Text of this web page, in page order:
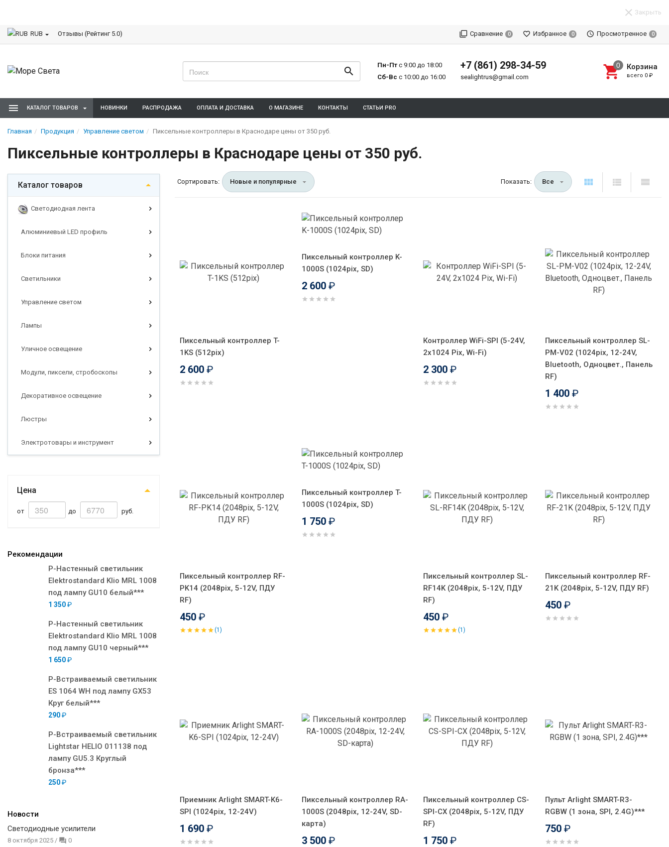
Закрыть
RUB Отзывы (Рейтинг 5.0) Сравнение 0 Избранное 0 Просмотренное 0
Пн-Птс 9:00 до 18:00
Сб-Вс с 10:00 до 16:00
+7 (861) 298-34-59
sealightrus@gmail.com
Корзина
всего 0 ₽
КАТАЛОГ ТОВАРОВ НОВИНКИ РАСПРОДАЖА ОПЛАТА И ДОСТАВКА О МАГАЗИНЕ КОНТАКТЫ СТАТЬИ PRO
Главная Продукция Управление светом Пиксельные контроллеры в Краснодаре цены от 350 руб.
Пиксельные контроллеры в Краснодаре цены от 350 руб.
Каталог товаров
Светодиодная лента
Алюминиевый LED профиль
Блоки питания
Светильники
Управление светом
Лампы
Уличное освещение
Модули, пиксели, стробоскопы
Декоративное освещение
Люстры
Электротовары и инструмент
Цена
от до руб.
Рекомендации
Р-Настенный светильник
Elektrostandard Klio MRL 1008
под лампу GU10 белый***
1 350₽
Р-Настенный светильник
Elektrostandard Klio MRL 1008
под лампу GU10 черный***
1 650₽
Р-Встраиваемый светильник
ES 1064 WH под лампу GX53
Круг белый***
290₽
Р-Встраиваемый светильник
Lightstar HELIO 011138 под
лампу GU5.3 Круглый
бронза***
250₽
Новости
Светодиодные усилители
8 октября 2025 / 0
Сортировать: Новые и популярные Показать: Все
Пиксельный контроллер T-
1KS (512pix)
2 600 ₽
Пиксельный контроллер K-
1000S (1024pix, SD)
2 600 ₽
Контроллер WiFi-SPI (5-24V,
2x1024 Pix, Wi-Fi)
2 300 ₽
Пиксельный контроллер SL-
PM-V02 (1024pix, 12-24V,
Bluetooth, Одноцвет., Панель
RF)
1 400 ₽
Пиксельный контроллер RF-
PK14 (2048pix, 5-12V, ПДУ
RF)
450 ₽
(1)
Пиксельный контроллер T-
1000S (1024pix, SD)
1 750 ₽
Пиксельный контроллер SL-
RF14K (2048pix, 5-12V, ПДУ
RF)
450 ₽
(1)
Пиксельный контроллер RF-
21K (2048pix, 5-12V, ПДУ RF)
450 ₽
Приемник Arlight SMART-K6-
SPI (1024pix, 12-24V)
1 690 ₽
Пиксельный контроллер RA-
1000S (2048pix, 12-24V, SD-
карта)
3 500 ₽
Пиксельный контроллер CS-
SPI-CX (2048pix, 5-12V, ПДУ
RF)
1 750 ₽
Пульт Arlight SMART-R3-
RGBW (1 зона, SPI, 2.4G)***
750 ₽